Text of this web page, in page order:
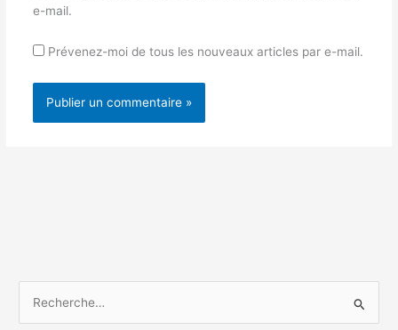
e-mail.
Prévenez-moi de tous les nouveaux articles par e-mail.